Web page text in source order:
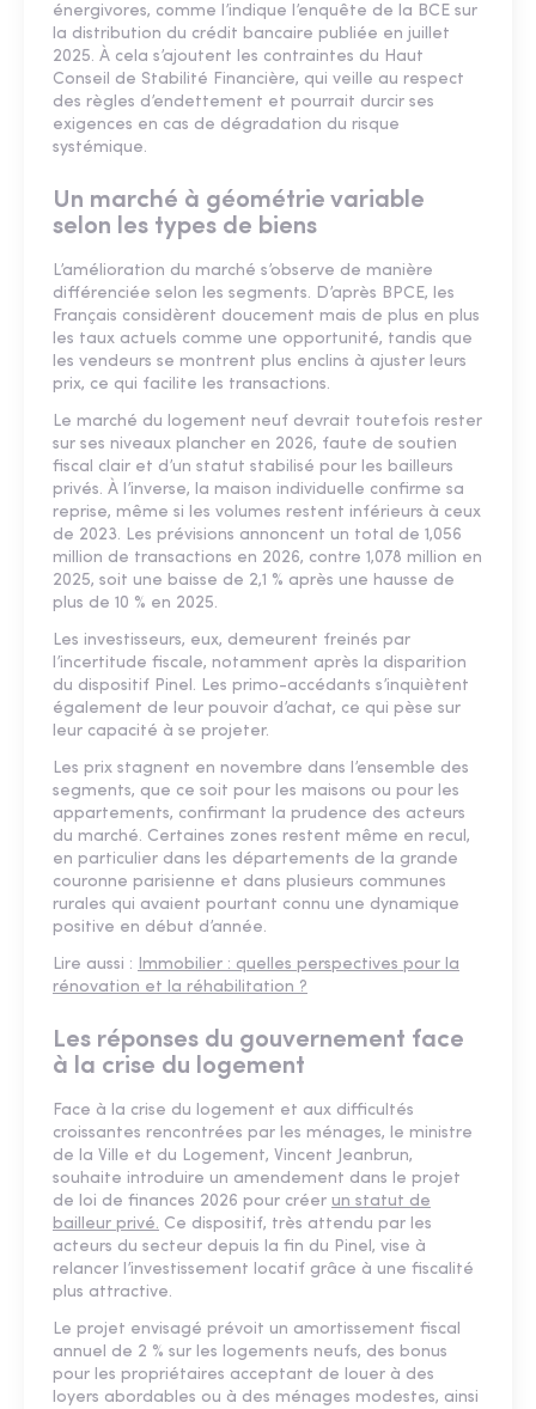
énergivores, comme l’indique l’enquête de la BCE sur
la distribution du crédit bancaire publiée en juillet
2025. À cela s’ajoutent les contraintes du Haut
Conseil de Stabilité Financière, qui veille au respect
des règles d’endettement et pourrait durcir ses
exigences en cas de dégradation du risque
systémique.
Un marché à géométrie variable
selon les types de biens
L’amélioration du marché s’observe de manière
différenciée selon les segments. D’après BPCE, les
Français considèrent doucement mais de plus en plus
les taux actuels comme une opportunité, tandis que
les vendeurs se montrent plus enclins à ajuster leurs
prix, ce qui facilite les transactions.
Le marché du logement neuf devrait toutefois rester
sur ses niveaux plancher en 2026, faute de soutien
fiscal clair et d’un statut stabilisé pour les bailleurs
privés. À l’inverse, la maison individuelle confirme sa
reprise, même si les volumes restent inférieurs à ceux
de 2023. Les prévisions annoncent un total de 1,056
million de transactions en 2026, contre 1,078 million en
2025, soit une baisse de 2,1 % après une hausse de
plus de 10 % en 2025.
Les investisseurs, eux, demeurent freinés par
l’incertitude fiscale, notamment après la disparition
du dispositif Pinel. Les primo-accédants s’inquiètent
également de leur pouvoir d’achat, ce qui pèse sur
leur capacité à se projeter.
Les prix stagnent en novembre dans l’ensemble des
segments, que ce soit pour les maisons ou pour les
appartements, confirmant la prudence des acteurs
du marché. Certaines zones restent même en recul,
en particulier dans les départements de la grande
couronne parisienne et dans plusieurs communes
rurales qui avaient pourtant connu une dynamique
positive en début d’année.
Lire aussi : Immobilier : quelles perspectives pour la
rénovation et la réhabilitation ?
Les réponses du gouvernement face
à la crise du logement
Face à la crise du logement et aux difficultés
croissantes rencontrées par les ménages, le ministre
de la Ville et du Logement, Vincent Jeanbrun,
souhaite introduire un amendement dans le projet
de loi de finances 2026 pour créer un statut de
bailleur privé. Ce dispositif, très attendu par les
acteurs du secteur depuis la fin du Pinel, vise à
relancer l’investissement locatif grâce à une fiscalité
plus attractive.
Le projet envisagé prévoit un amortissement fiscal
annuel de 2 % sur les logements neufs, des bonus
pour les propriétaires acceptant de louer à des
loyers abordables ou à des ménages modestes, ainsi